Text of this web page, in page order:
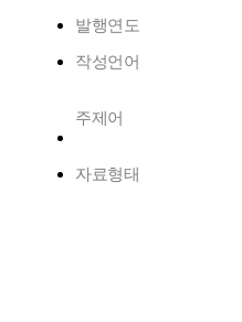
발행연도
작성언어
주제어
자료형태